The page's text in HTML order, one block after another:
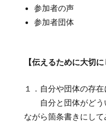
参加者の声
参加者団体
【伝えるために大切に
１．自分や団体の存
自分と団体がどう
ながら箇条書きにして